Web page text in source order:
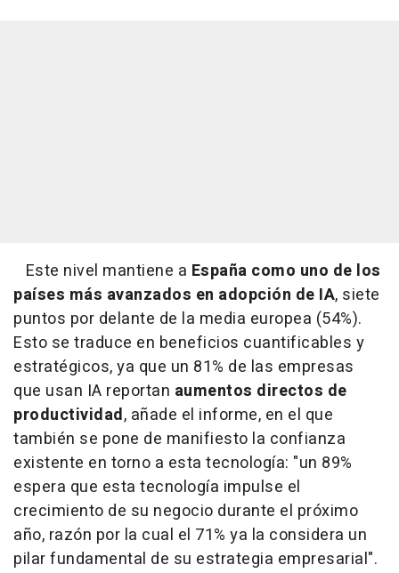
Este nivel mantiene a España como uno de los
países más avanzados en adopción de IA, siete
puntos por delante de la media europea (54%).
Esto se traduce en beneficios cuantificables y
estratégicos, ya que un 81% de las empresas
que usan IA reportan aumentos directos de
productividad, añade el informe, en el que
también se pone de manifiesto la confianza
existente en torno a esta tecnología: "un 89%
espera que esta tecnología impulse el
crecimiento de su negocio durante el próximo
año, razón por la cual el 71% ya la considera un
pilar fundamental de su estrategia empresarial".